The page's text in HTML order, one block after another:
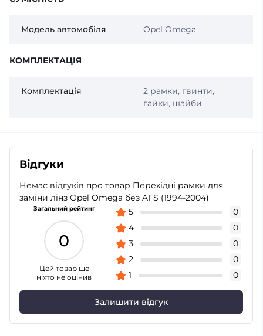
Модель автомобіля Opel Omega
КОМПЛЕКТАЦІЯ
Комплектація
2 рамки, гвинти,
гайки, шайби
Відгуки
Немає відгуків про товар Перехідні рамки для
заміни лінз Opel Omega без AFS (1994-2004)
Загальний рейтинг
0
Цей товар ще
ніхто не оцінив
5
0
4
0
3
0
2
0
1
0
Залишити відгук